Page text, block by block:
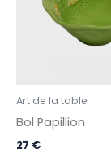
Art de la table
Bol Papillion
27 €